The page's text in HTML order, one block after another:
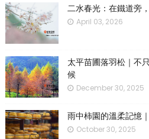
二水春光：在鐵道旁
April 03, 2026
太平苗圃落羽松｜不
候
December 30, 2025
雨中柿園的溫柔記憶
October 30, 2025